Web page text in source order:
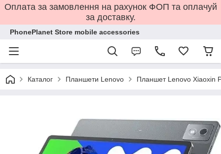
Оплата за замовлення на рахунок ФОП та оплачуй
за доставку.
PhonePlanet Store mobile accessories
Каталог Планшети Lenovo Планшет Lenovo Xiaoxin